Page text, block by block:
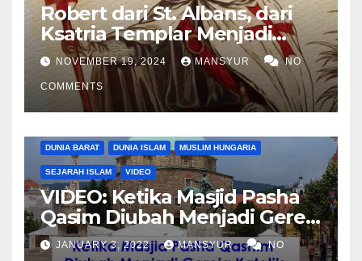
Robert dari St. Albans, dari
Ksatria Templar Menjadi
Komandan Pasukan
Shalahuddin Merebut
Kembali Yerusalem
NOVEMBER 19, 2024 MANSYUR NO
COMMENTS
DUNIA BARAT DUNIA ISLAM MUSLIM HUNGARIA
SEJARAH ISLAM VIDEO
VIDEO: Ketika Masjid Pasha
Qasim Diubah Menjadi Gereja
Katolik di Pecs, Hungaria
JANUARY 3, 2022 MANSYUR NO